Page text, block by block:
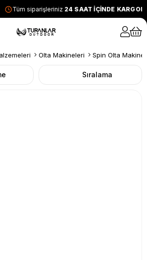
Tüm siparişleriniz24 SAAT İÇİNDE KARGODA
Olta Makineleri Spin Olta
Sıralama